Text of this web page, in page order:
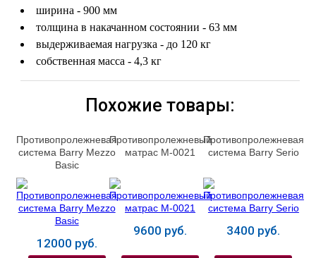
ширина - 900 мм
толщина в накачанном состоянии - 63 мм
выдерживаемая нагрузка - до 120 кг
собственная масса - 4,3 кг
Похожие товары:
Противопролежневая
система Barry Mezzo
Basic
12000 руб.
Противопролежневый
матрас М-0021
9600 руб.
Противопролежневая
система Barry Serio
3400 руб.